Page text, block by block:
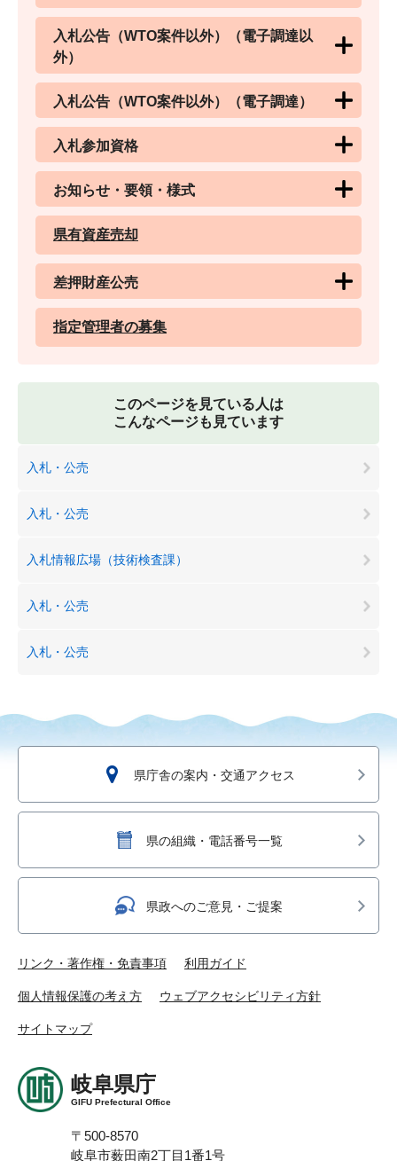
入札公告（WTO案件以外）（電子調達以
外）
入札公告（WTO案件以外）（電子調達）
入札参加資格
お知らせ・要領・様式
県有資産売却
差押財産公売
指定管理者の募集
このページを見ている人は
こんなページも見ています
入札・公売
入札・公売
入札情報広場（技術検査課）
入札・公売
入札・公売
県庁舎の案内・交通アクセス
県の組織・電話番号一覧
県政へのご意見・ご提案
リンク・著作権・免責事項 利用ガイド
個人情報保護の考え方 ウェブアクセシビリティ方針
サイトマップ
岐阜県庁
GIFU Prefectural Office
〒500-8570
岐阜市薮田南2丁目1番1号